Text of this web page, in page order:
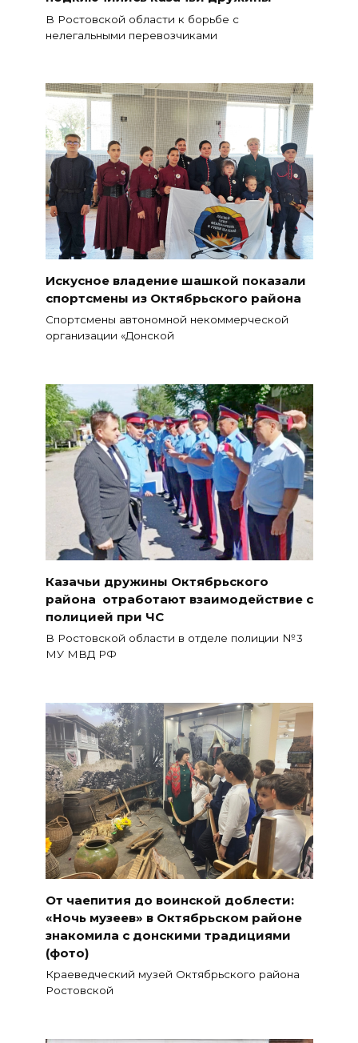
В Ростовской области к борьбе с
нелегальными перевозчиками
Искусное владение шашкой показали
спортсмены из Октябрьского района
Спортсмены автономной некоммерческой
организации «Донской
Казачьи дружины Октябрьского
района отработают взаимодействие с
полицией при ЧС
В Ростовской области в отделе полиции № 3
МУ МВД РФ
От чаепития до воинской доблести:
«Ночь музеев» в Октябрьском районе
знакомила с донскими традициями
(фото)
Краеведческий музей Октябрьского района
Ростовской